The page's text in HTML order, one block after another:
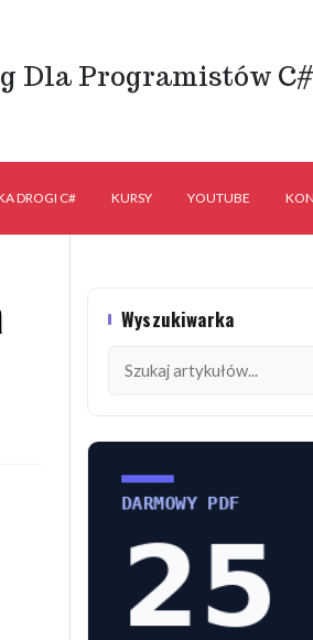
Dla Programistów
DROGI C# KURSY YOUTUBE
Wyszukiwarka